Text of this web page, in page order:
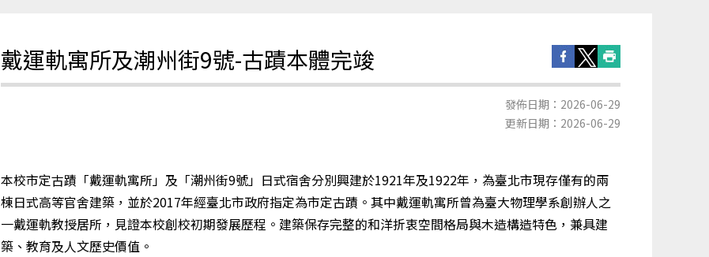
戴運軌寓所及潮州街9號-古蹟本體完竣
發佈日期：2026-06-29
更新日期：2026-06-29
本校市定古蹟「戴運軌寓所」及「潮州街9號」日式宿舍分別興建於1921年及1922年，為臺北市現存僅有的兩
棟日式高等官舍建築，並於2017年經臺北市政府指定為市定古蹟。其中戴運軌寓所曾為臺大物理學系創辦人之
一戴運軌教授居所，見證本校創校初期發展歷程。建築保存完整的和洋折衷空間格局與木造構造特色，兼具建
築、教育及人文歷史價值。